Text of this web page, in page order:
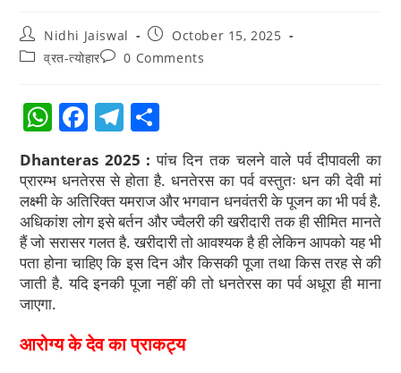
Nidhi Jaiswal
October 15, 2025
व्रत-त्योहार
0 Comments
W
h
at
s
A
p
p
F
c
e
b
o
o
T
el
e
gr
a
m
h
ar
e
Dhanteras 2025 : पांच दिन तक चलने वाले पर्व दीपावली का
प्रारम्भ धनतेरस से होता है. धनतेरस का पर्व वस्तुतः धन की देवी मां
लक्ष्मी के अतिरिक्त यमराज और भगवान धनवंतरी के पूजन का भी पर्व है.
अधिकांश लोग इसे बर्तन और ज्वैलरी की खरीदारी तक ही सीमित मानते
हैं जो सरासर गलत है. खरीदारी तो आवश्यक है ही लेकिन आपको यह भी
पता होना चाहिए कि इस दिन और किसकी पूजा तथा किस तरह से की
जाती है. यदि इनकी पूजा नहीं की तो धनतेरस का पर्व अधूरा ही माना
जाएगा.
आरोग्य के देव का प्राकट्य